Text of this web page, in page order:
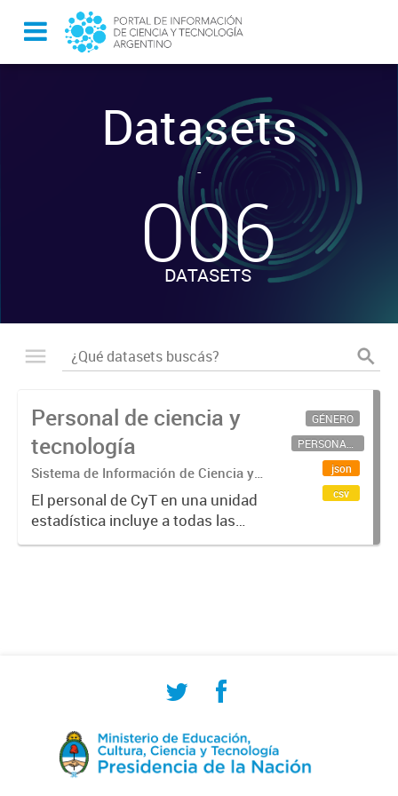
Datasets
-
006
DATASETS
Personal de ciencia y
tecnología
Sistema de Información de Ciencia y
Tecnología Argentino (SICYTAR)
El personal de CyT en una unidad
estadística incluye a todas las
personas involucradas
GÉNERO
PERSONAL CIENTÍFICO-TECNOLÓGICO
json
csv